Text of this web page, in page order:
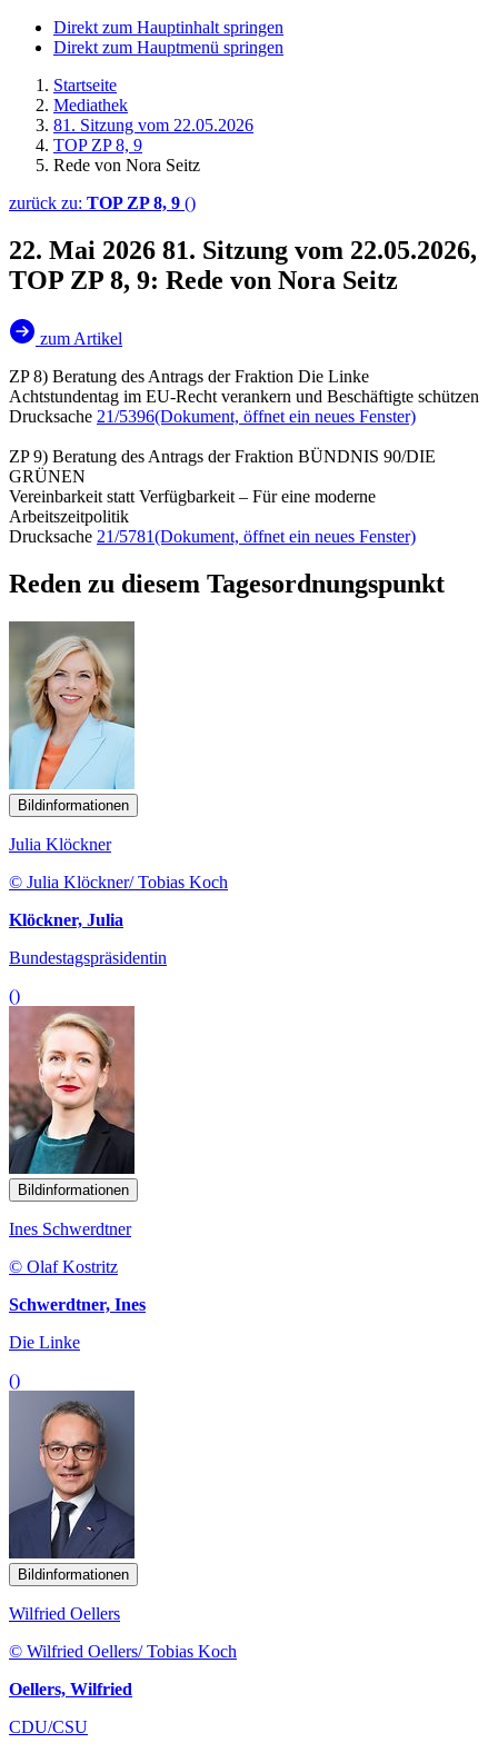
Direkt zum Hauptinhalt springen
Direkt zum Hauptmenü springen
Startseite
Mediathek
81. Sitzung vom 22.05.2026
TOP ZP 8, 9
Rede von Nora Seitz
zurück zu: TOP ZP 8, 9 ()
22. Mai 2026 81. Sitzung vom 22.05.2026,
TOP ZP 8, 9: Rede von Nora Seitz
zum Artikel
ZP 8) Beratung des Antrags der Fraktion Die Linke
Achtstundentag im EU-Recht verankern und Beschäftigte schützen
Drucksache 21/5396(Dokument, öffnet ein neues Fenster)
ZP 9) Beratung des Antrags der Fraktion BÜNDNIS 90/DIE
GRÜNEN
Vereinbarkeit statt Verfügbarkeit – Für eine moderne
Arbeitszeitpolitik
Drucksache 21/5781(Dokument, öffnet ein neues Fenster)
Reden zu diesem Tagesordnungspunkt
Bildinformationen
Julia Klöckner
© Julia Klöckner/ Tobias Koch
Klöckner, Julia
Bundestagspräsidentin
()
Bildinformationen
Ines Schwerdtner
© Olaf Kostritz
Schwerdtner, Ines
Die Linke
()
Bildinformationen
Wilfried Oellers
© Wilfried Oellers/ Tobias Koch
Oellers, Wilfried
CDU/CSU